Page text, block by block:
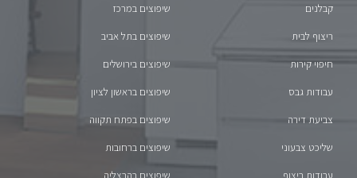
קבלנים
ריצוף לבית
חיפוי קירות
עבודות גבס
צביעת דירה
שליכט צבעוני
עבודות ריצוף
שיפוצים במרכז
שיפוצים בתל אביב
שיפוצים בירושלים
שיפוצים בראשון לציון
שיפוצים בפתח תקווה
שיפוצים ברחובות
שיפוצים בהרצליה